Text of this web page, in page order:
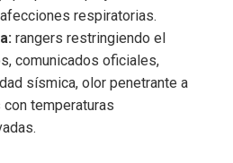
respiratorias.
rangers restringiendo el
comunicados oficiales,
sísmica, olor penetrante a
temperaturas